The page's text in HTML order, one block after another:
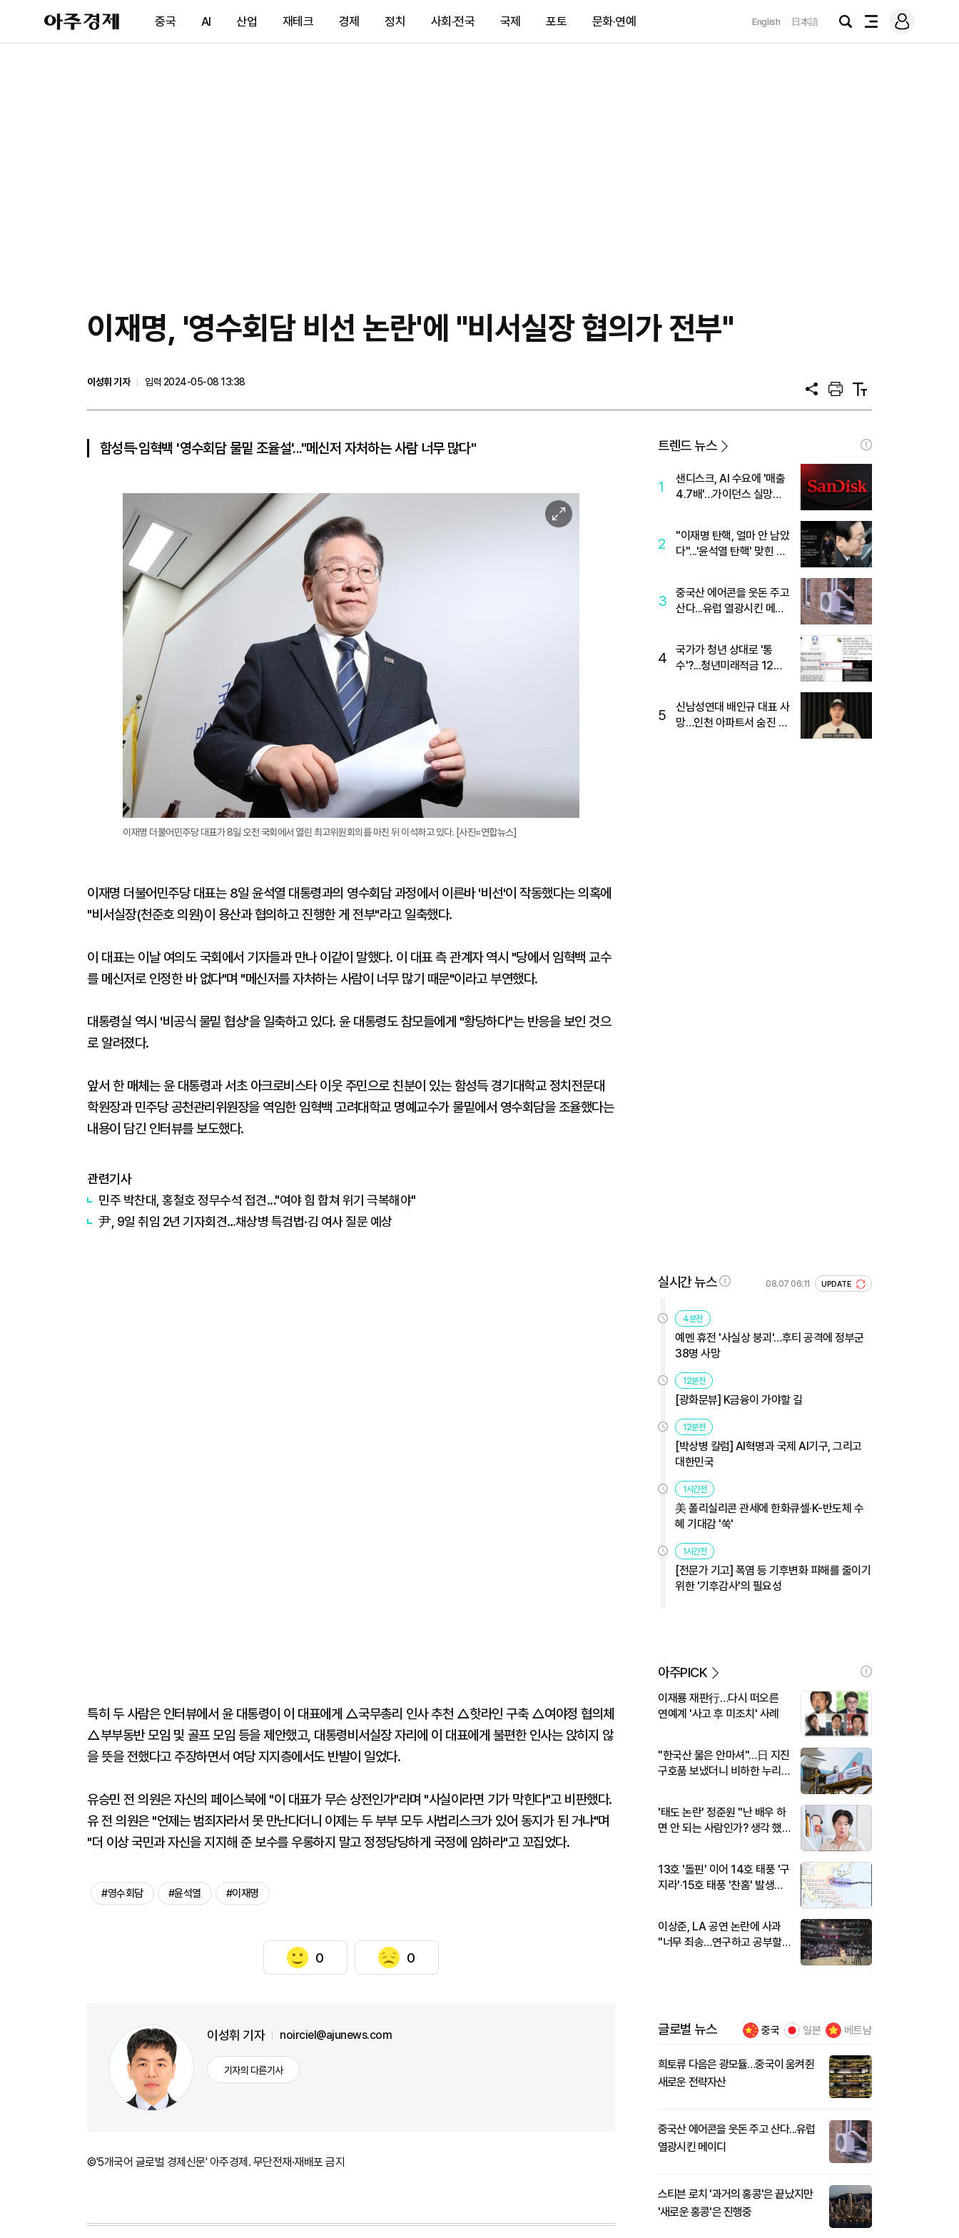
아
주
제
중국 AI 산업 재테크 경제 정치 사회·전국 국제 포토 문화·연예 English 日本語
검
전
메
그
이재명, '영수회담 비선 논란'에 "비서실장 협의가 전부"
이성휘 기자
입력 2024-05-08 13:38
공
프
트
텍
트
함성득‧임혁백 '영수회담 물밑 조율설'..."메신저 자처하는 사람 너무 많다"
이
미
이재명 더불어민주당 대표가 8일 오전 국회에서 열린 최고위원회의를 마친 뒤 이석하고 있다. [사진=연합뉴스]
이재명 더불어민주당 대표는 8일 윤석열 대통령과의 영수회담 과정에서 이른바 '비선'이 작동했다는 의혹에
"비서실장(천준호 의원)이 용산과 협의하고 진행한 게 전부"라고 일축했다.
이 대표는 이날 여의도 국회에서 기자들과 만나 이같이 말했다. 이 대표 측 관계자 역시 "당에서 임혁백 교수
를 메신저로 인정한 바 없다"며 "메신저를 자처하는 사람이 너무 많기 때문"이라고 부연했다.
대통령실 역시 '비공식 물밑 협상'을 일축하고 있다. 윤 대통령도 참모들에게 "황당하다"는 반응을 보인 것으
로 알려졌다.
앞서 한 매체는 윤 대통령과 서초 아크로비스타 이웃 주민으로 친분이 있는 함성득 경기대학교 정치전문대
학원장과 민주당 공천관리위원장을 역임한 임혁백 고려대학교 명예교수가 물밑에서 영수회담을 조율했다는
내용이 담긴 인터뷰를 보도했다.
관련기사
민주 박찬대, 홍철호 정무수석 접견..."여야 힘 합쳐 위기 극복해야"
尹, 9일 취임 2년 기자회견…채상병 특검법·김 여사 질문 예상
특히 두 사람은 인터뷰에서 윤 대통령이 이 대표에게 △국무총리 인사 추천 △핫라인 구축 △여야정 협의체
△부부동반 모임 및 골프 모임 등을 제안했고, 대통령비서실장 자리에 이 대표에게 불편한 인사는 앉히지 않
을 뜻을 전했다고 주장하면서 여당 지지층에서도 반발이 일었다.
유승민 전 의원은 자신의 페이스북에 "이 대표가 무슨 상전인가"라며 "사실이라면 기가 막힌다"고 비판했다.
유 전 의원은 "언제는 범죄자라서 못 만난다더니 이제는 두 부부 모두 사법리스크가 있어 동지가 된 거냐"며
"더 이상 국민과 자신을 지지해 준 보수를 우롱하지 말고 정정당당하게 국정에 임하라"고 꼬집었다.
#영수회담 #윤석열 #이재명
0 0
이성휘 기자 noirciel@ajunews.com
기자의 다른기사
©'5개국어 글로벌 경제신문' 아주경제. 무단전재·재배포 금지
트렌드 뉴스
1
샌디스크, AI 수요에 '매출
4.7배'…가이던스 실망에
2
"이재명 탄핵, 얼마 안 남았
다"...'윤석열 탄핵' 맞힌 무
3
중국산 에어콘을 웃돈 주고
산다...유럽 열광시킨 메이
4
국가가 청년 상대로 '통
수'?...청년미래적금 12%
5
신남성연대 배인규 대표 사
망…인천 아파트서 숨진 채
실시간 뉴스 08.07 06:11 UPDATE
4분전
예멘 휴전 '사실상 붕괴'…후티 공격에 정부군
38명 사망
12분전
[광화문뷰] K금융이 가야할 길
12분전
[박상병 칼럼] AI혁명과 국제 AI기구, 그리고
대한민국
1시간전
美 폴리실리콘 관세에 한화큐셀·K-반도체 수
혜 기대감 '쑥'
1시간전
[전문가 기고] 폭염 등 기후변화 피해를 줄이기
위한 '기후감사'의 필요성
아주PICK
이재룡 재판行…다시 떠오른
연예계 '사고 후 미조치' 사례
"한국산 물은 안마셔"…日 지진
구호품 보냈더니 비하한 누리
'태도 논란' 정준원 "난 배우 하
면 안 되는 사람인가? 생각 했
13호 '돌핀' 이어 14호 태풍 '구
지라'·15호 태풍 '찬홈' 발생…
이상준, LA 공연 논란에 사과
"너무 죄송…연구하고 공부할
글로벌 뉴스 중국 일본 베트남
희토류 다음은 광모듈…중국이 움켜쥔
새로운 전략자산
중국산 에어콘을 웃돈 주고 산다...유럽
열광시킨 메이디
스티븐 로치 '과거의 홍콩'은 끝났지만
'새로운 홍콩'은 진행중